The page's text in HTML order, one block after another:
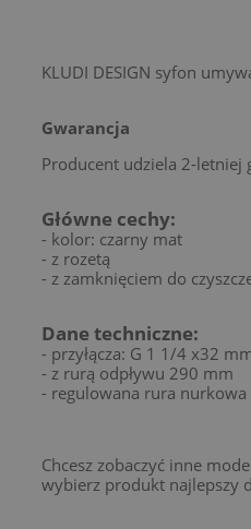
KLUDI DESIGN syfon
Gwarancja
Producent udziela 2-letniej
Główne cechy:
- kolor: czarny mat
- z rozetą
- z zamknięciem do
Dane techniczne:
- przyłącza: G 1 1/4 x32
- z rurą odpływu 290 mm
- regulowana rura
Chcesz zobaczyć inne
wybierz produkt najlepszy